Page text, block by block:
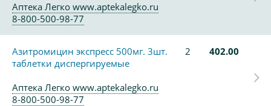
Аптека Легко www.aptekalegko.ru
8-800-500-98-77
Азитромицин экспресс 500мг. 3шт.
таблетки диспергируемые
2 402.00
Аптека Легко www.aptekalegko.ru
8-800-500-98-77